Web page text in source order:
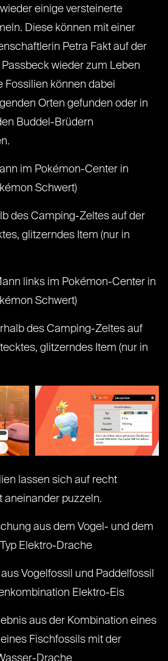
einige versteinerte
Diese können mit einer
Petra Fakt auf der
wieder zum Leben
Fossilien können dabei
Orten gefunden oder in
Buddel-Brüdern
im Pokémon-Center in
Schwert)
des Camping-Zeltes auf der
glitzerndes Item (nur in
links im Pokémon-Center in
Schwert)
des Camping-Zeltes auf
glitzerndes Item (nur in
lassen sich auf recht
aneinander puzzeln.
aus dem Vogel- und dem
Elektro-Drache
Vogelfossil und Paddelfossil
Elektro-Eis
aus der Kombination eines
Fischfossils mit der
Drache